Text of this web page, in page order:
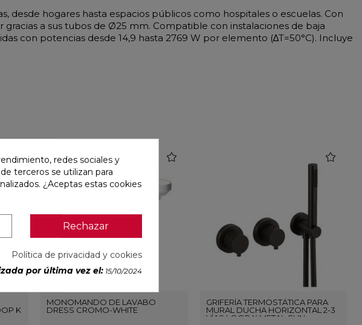
desde hogares hasta espacios públicos como hospitales o escuelas. Con
a sus tubos de Ø25 mm. Compatible con instalaciones de baja
con potencias desde 14,9 hasta 2769 W por elemento (∆T=50°C). Incluye
K
favorite
MONOMANDO DE LAVABO
DRESS CROMO-WHITE
favorite
GRIFERÍA TERMOSTÁTICA PARA
MURAL DUCHA HORIZONTAL 2-3
VÍAS LOOP K METAL GUN
redes sociales y
terceros se utilizan para
¿Aceptas estas cookies
Rechazar
Política de privacidad y cookies
por última vez el: 15/10/2024